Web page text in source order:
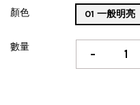
顏色 01 一般明亮
數量 -